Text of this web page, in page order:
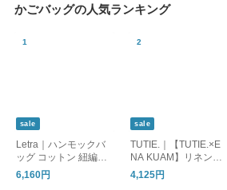
かごバッグの人気ランキング
sale
Letra｜ハンモックバ
ッグ コットン 紐編み
hammock-bag-fn 母の
日
6,160円
sale
TUTIE.｜【TUTIE.×E
NA KUAM】リネンコ
マ編みバッグ大
4,125円